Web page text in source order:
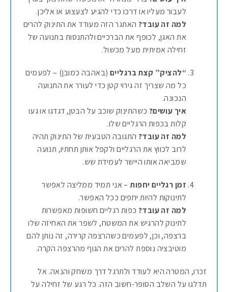
לעבור מעליו או דרכו כדי להגיע לצעצוע או אליכן.
למה זה עובד? האתגר הזה מעודד את התינוק להרים
את האגן, לכופף את הברכיים ולהתנסות בתנועה של
זחילה אמיתית מעל מכשול.
“להציק” קצת ברגליים(באהבה כמובן) – לפעמים
כל מה שצריך זה גירוי קטן כדי לעורר את התנועה
הנכונה.
איך עושים? כשהתינוק שוכב על הבטן, דגדגו או געו
קלות בכפות הרגליים שלו.
למה זה עובד? התגובה הטבעית של התינוק תהיה
לרוב לכווץ את הרגליים ולקפל אותן תחתיו, תנועה
שמביאה אותו היישר לעמידת שש.
זמן רגליים יחפות– אני תמיד ממליצה לאפשר
לתינוקות להיות יחפים ככל האפשר.
למה זה עובד? כפות רגליים חשופות מאפשרות
לתינוק להרגיש את המשטח, לשפר את האחיזה שלו
ברצפה, וכן, לפעמים כשהרצפה קרירה, זה נותן להם
מוטיבציה נוספת להרים את הגוף מהרצפה הקרה.
זכרו, המטרה היא לעודד ולתרגל דרך משחק והנאה. אל
תדלגו על השלב הסופר-חשוב הזה. כל רגע של זחילה על